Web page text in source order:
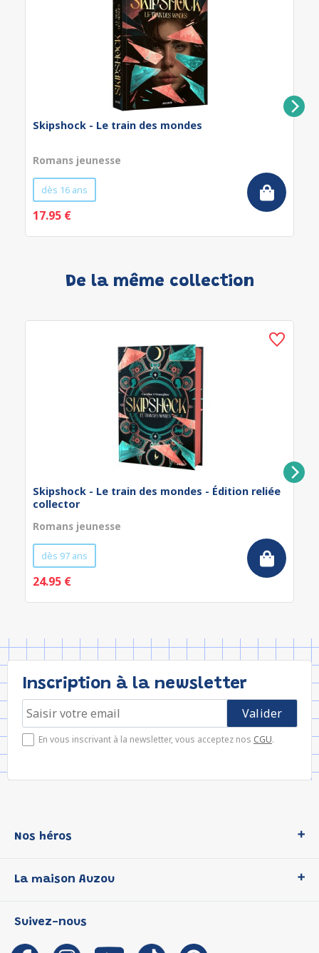
Skipshock - Le train des mondes
Romans jeunesse
dès 16 ans
17.95 €
De la même collection
Skipshock - Le train des mondes - Édition reliée
collector
Romans jeunesse
dès 97 ans
24.95 €
Inscription à la newsletter
En vous inscrivant à la newsletter, vous acceptez nos CGU.
Nos héros
P'tit Loup
Les Influenceuses
Migali
La maison Auzou
Notre histoire
Auzou s'engage
Suivez-nous